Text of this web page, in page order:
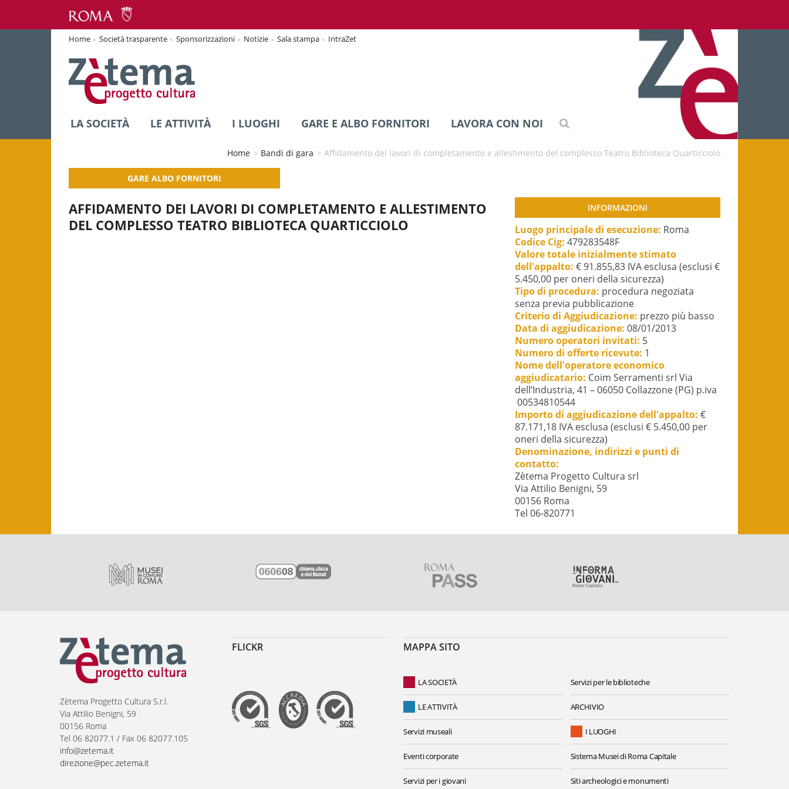
Home Società trasparente Sponsorizzazioni Notizie Sala stampa IntraZet
LA SOCIETÀ LE ATTIVITÀ I LUOGHI GARE E ALBO FORNITORI LAVORA CON NOI
Home > Bandi di gara > Affidamento dei lavori di completamento e allestimento del complesso Teatro Biblioteca Quarticciolo
GARE ALBO FORNITORI
AFFIDAMENTO DEI LAVORI DI COMPLETAMENTO E ALLESTIMENTO
DEL COMPLESSO TEATRO BIBLIOTECA QUARTICCIOLO
INFORMAZIONI
Luogo principale di esecuzione: Roma
Codice Cig: 479283548F
Valore totale inizialmente stimato
dell'appalto: € 91.855,83 IVA esclusa (esclusi €
5.450,00 per oneri della sicurezza)
Tipo di procedura: procedura negoziata
senza previa pubblicazione
Criterio di Aggiudicazione: prezzo più basso
Data di aggiudicazione: 08/01/2013
Numero operatori invitati: 5
Numero di offerte ricevute: 1
Nome dell'operatore economico
aggiudicatario: Coim Serramenti srl Via
dell’Industria, 41 – 06050 Collazzone (PG) p.iva
00534810544
Importo di aggiudicazione dell'appalto: €
87.171,18 IVA esclusa (esclusi € 5.450,00 per
oneri della sicurezza)
Denominazione, indirizzi e punti di
contatto:
Zètema Progetto Cultura srl
Via Attilio Benigni, 59
00156 Roma
Tel 06-820771
Zètema Progetto Cultura S.r.l.
Via Attilio Benigni, 59
00156 Roma
Tel 06 82077.1 / Fax 06 82077.105
info@zetema.it
direzione@pec.zetema.it
FLICKR MAPPA SITO
LA SOCIETÀ
LE ATTIVITÀ
Servizi museali
Eventi corporate
Servizi per i giovani
Servizi per le biblioteche
ARCHIVIO
I LUOGHI
Sistema Musei di Roma Capitale
Siti archeologici e monumenti